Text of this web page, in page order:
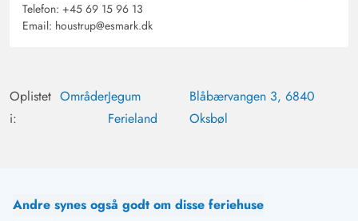
Telefon: +45 69 15 96 13
Email: houstrup@esmark.dk
Oplistet
i:
OmråderJegum
Ferieland
Blåbærvangen 3, 6840
Oksbøl
Andre synes også godt om disse feriehuse